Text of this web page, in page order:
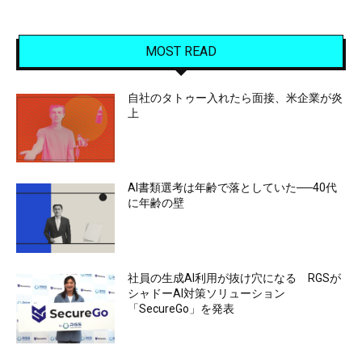
MOST READ
自社のタトゥー入れたら面接、米企業が炎
上
AI書類選考は年齢で落としていた──40代
に年齢の壁
社員の生成AI利用が抜け穴になる RGSが
シャドーAI対策ソリューション
「SecureGo」を発表